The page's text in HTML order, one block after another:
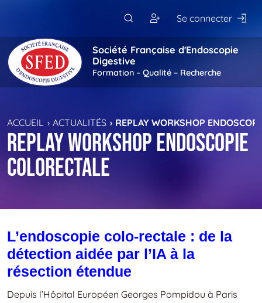
Se connecter
Société Française d'Endoscopie
Digestive
Formation – Qualité – Recherche
ACCUEIL ACTUALITÉS REPLAY WORKSHOP
REPLAY WORKSHOP ENDOSCOPIE
COLORECTALE
L’endoscopie colo-rectale : de la
détection aidée par l’IA à la
résection étendue
Depuis l’Hôpital Européen Georges Pompidou à Paris